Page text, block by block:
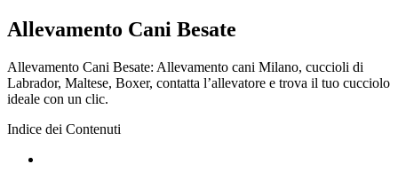
Allevamento Cani Besate
Allevamento Cani Besate: Allevamento cani Milano, cuccioli di
Labrador, Maltese, Boxer, contatta l’allevatore e trova il tuo cucciolo
ideale con un clic.
Indice dei Contenuti